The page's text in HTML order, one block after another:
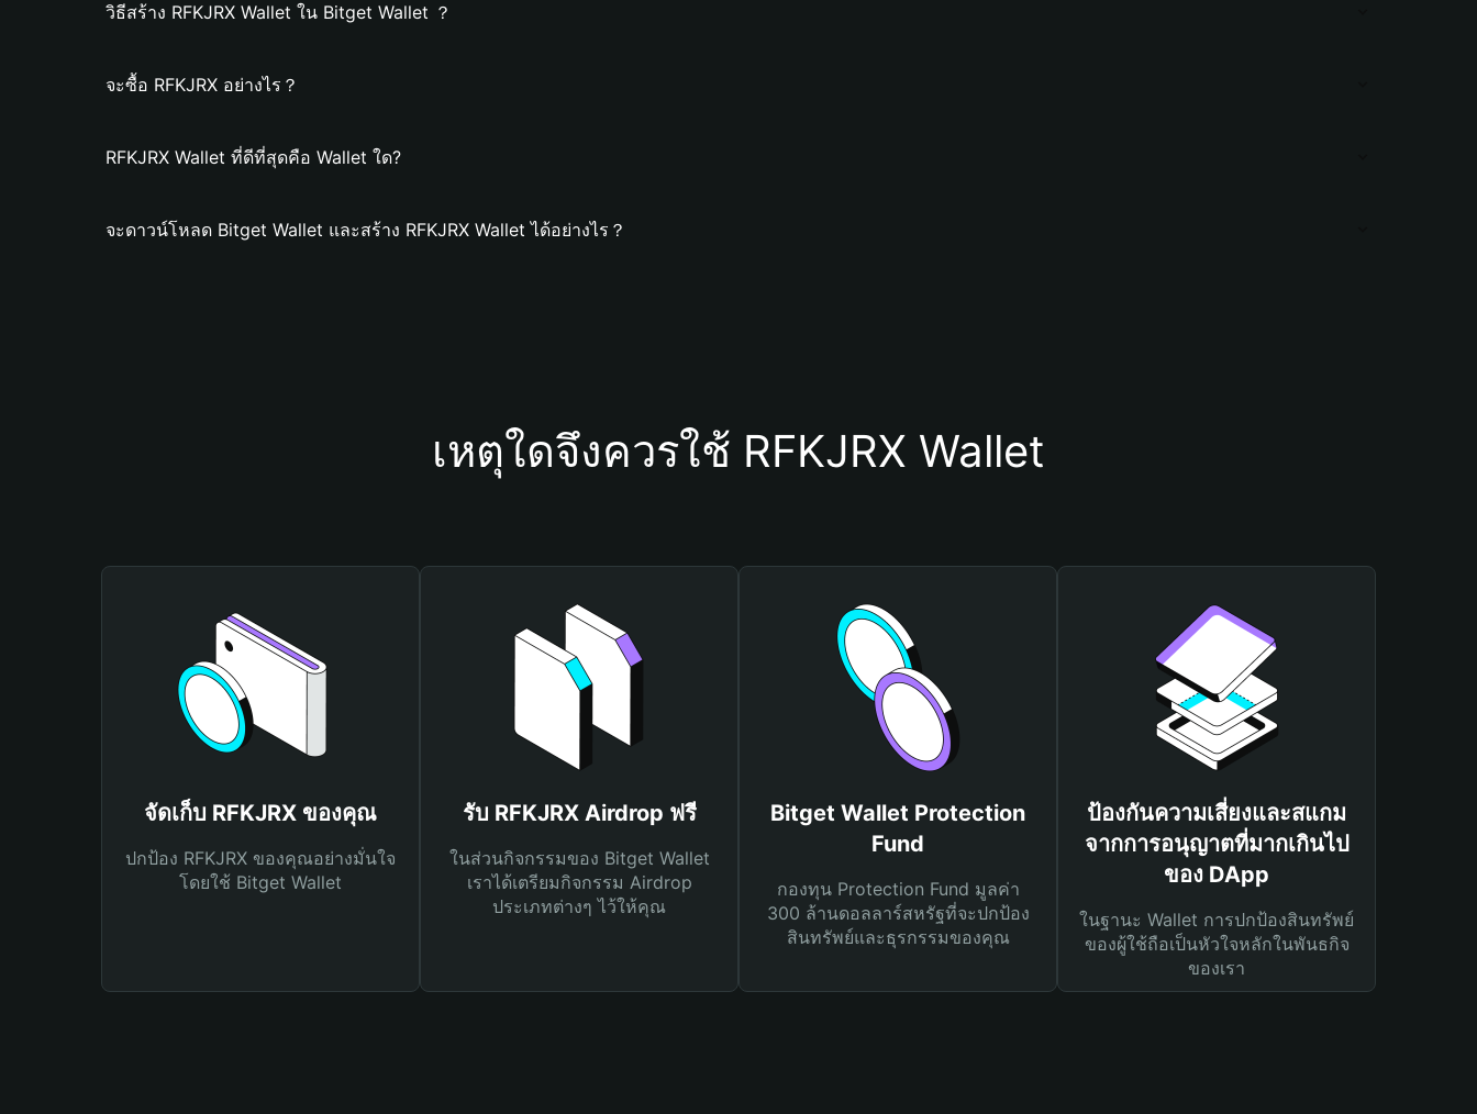
วิธีสร้าง RFKJRX Wallet ใน Bitget Wallet ？
จะซื้อ RFKJRX อย่างไร？
RFKJRX Wallet ที่ดีที่สุดคือ Wallet ใด?
จะดาวน์โหลด Bitget Wallet และสร้าง RFKJRX Wallet ได้อย่างไร？
เหตุใดจึงควรใช้ RFKJRX Wallet
จัดเก็บ RFKJRX ของคุณ
ปกป้อง RFKJRX ของคุณอย่างมั่นใจ
โดยใช้ Bitget Wallet
รับ RFKJRX Airdrop ฟรี
ในส่วนกิจกรรมของ Bitget Wallet
เราได้เตรียมกิจกรรม Airdrop
ประเภทต่างๆ ไว้ให้คุณ
Bitget Wallet Protection
Fund
กองทุน Protection Fund มูลค่า
300 ล้านดอลลาร์สหรัฐที่จะปกป้อง
สินทรัพย์และธุรกรรมของคุณ
ป้องกันความเสี่ยงและสแกม
จากการอนุญาตที่มากเกินไป
ของ DApp
ในฐานะ Wallet การปกป้องสินทรัพย์
ของผู้ใช้ถือเป็นหัวใจหลักในพันธกิจ
ของเรา